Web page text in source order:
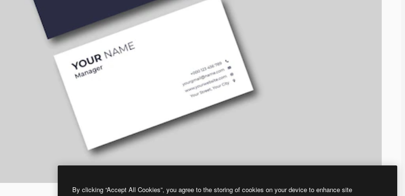
By clicking “Accept All Cookies”, you agree to the storing of cookies on your device to enhance site